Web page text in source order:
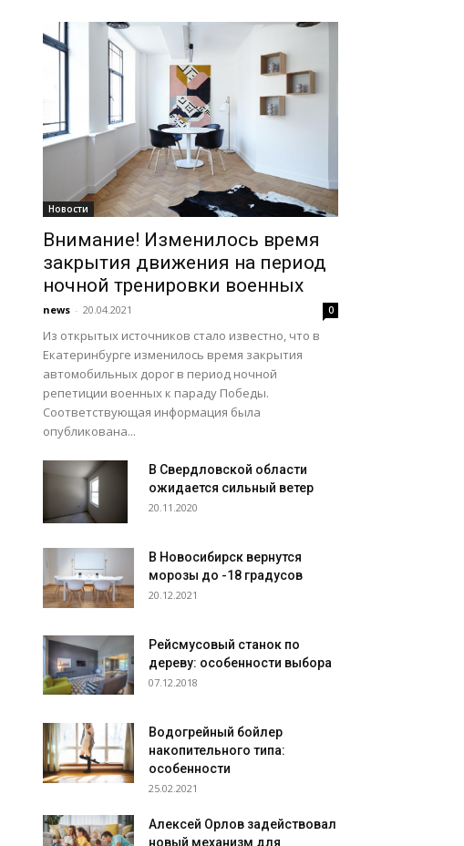
Новости
Внимание! Изменилось время
закрытия движения на период
ночной тренировки военных
news - 20.04.2021 0
Из открытых источников стало известно, что в
Екатеринбурге изменилось время закрытия
автомобильных дорог в период ночной
репетиции военных к параду Победы.
Соответствующая информация была
опубликована...
В Свердловской области
ожидается сильный ветер
20.11.2020
В Новосибирск вернутся
морозы до -18 градусов
20.12.2021
Рейсмусовый станок по
дереву: особенности выбора
07.12.2018
Водогрейный бойлер
накопительного типа:
особенности
25.02.2021
Алексей Орлов задействовал
новый механизм для